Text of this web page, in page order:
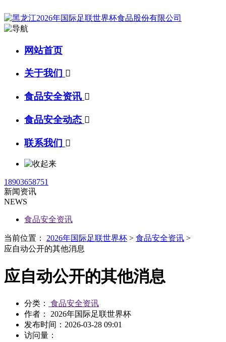
网站首页
关于我们 
食品安全资讯 
食品安全动态 
联系我们 
18903658751
新闻资讯
NEWS
食品安全资讯
当前位置： 2026年国际足联世界杯 > 食品安全资讯 >
应自动公开的其他消息
应自动公开的其他消息
分类：
食品安全资讯
作者： 2026年国际足联世界杯
发布时间： 2026-03-28 09:01
访问量：